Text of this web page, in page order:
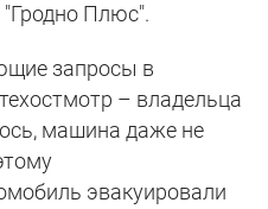
"Гродно Плюс".
запросы в
– владельца
машина даже не
эвакуировали